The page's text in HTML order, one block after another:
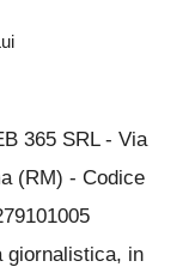
365 SRL - Via
(RM) - Codice
giornalistica, in